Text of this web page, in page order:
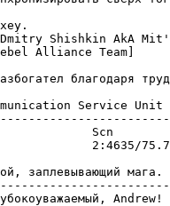
Shishkin AkA
Alliance Team]
благодаpя
Service
2:4635/
Andrew!